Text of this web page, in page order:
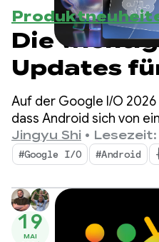
Die
Updates
zum
Funktionen
Auf der Google I/O
dass Android sich von
einem intelligenten
haben wir gezeigt, wie
nativ mit dem System
Leistungsfähigkeit der
einbinden können.
Jingyu Shi •
#Google I/O #Android
19
MAI